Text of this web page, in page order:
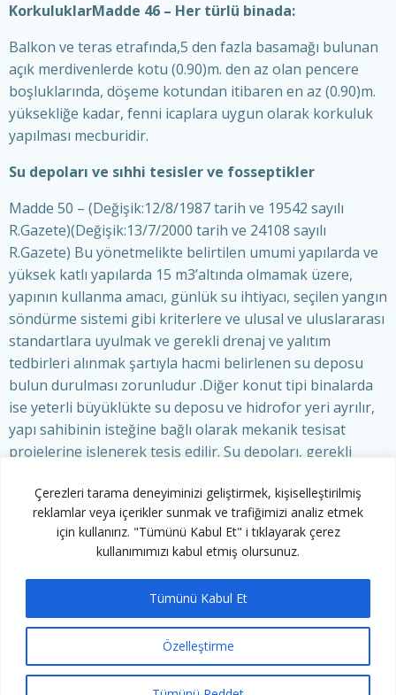
Çerezleri tarama deneyiminizi geliştirmek, kişiselleştirilmiş
reklamlar veya içerikler sunmak ve trafiğimizi analiz etmek
için kullanırız. "Tümünü Kabul Et" i tıklayarak çerez
kullanımımızı kabul etmiş olursunuz.
Özelleştirme
Tümünü Kabul Et
KorkuluklarMadde 46 – Her türlü binada:
Balkon ve teras etrafında,5 den fazla basamağı bulunan
açık merdivenlerde kotu (0.90)m. den az olan pencere
boşluklarında, döşeme kotundan itibaren en az (0.90)m.
yüksekliğe kadar, fenni icaplara uygun olarak korkuluk
yapılması mecburidir.
Su depoları ve sıhhi tesisler ve fosseptikler
Madde 50 – (Değişik:12/8/1987 tarih ve 19542 sayılı
R.Gazete)(Değişik:13/7/2000 tarih ve 24108 sayılı
R.Gazete) Bu yönetmelikte belirtilen umumi yapılarda ve
yüksek katlı yapılarda 15 m3’altında olmamak üzere,
yapının kullanma amacı, günlük su ihtiyacı, seçilen yangın
söndürme sistemi gibi kriterlere ve ulusal ve uluslararası
standartlara uyulmak ve gerekli drenaj ve yalıtım
tedbirleri alınmak şartıyla hacmi belirlenen su deposu
bulun durulması zorunludur .Diğer konut tipi binalarda
ise yeterli büyüklükte su deposu ve hidrofor yeri ayrılır,
yapı sahibinin isteğine bağlı olarak mekanik tesisat
projelerine işlenerek tesis edilir. Su depoları, gerekli
çatı katında tertipleneceği gibi, aynı koşulları taşımak
şartıyla, bina alanı dışında ön, yan ve arka bahçelerde
toprağa gömülü şekildede yerleştirilebilir.
© 2026 Ard Yönetim. Created for free using
WordPress andColibri